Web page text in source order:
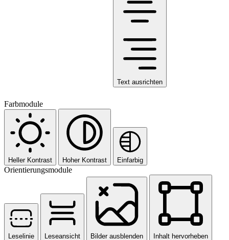
Text ausrichten
Farbmodule
Heller Kontrast Hoher Kontrast Einfarbig
Orientierungsmodule
Leselinie Leseansicht Bilder ausblenden Inhalt hervorheben